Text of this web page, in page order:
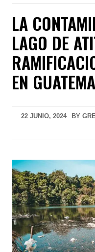
LA
LAGO DE
EN
22 JUNIO, 2024 BY